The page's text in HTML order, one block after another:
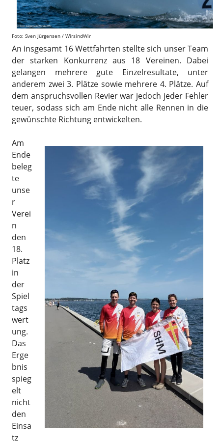
Foto: Sven Jürgensen / WirsindWir
An insgesamt 16 Wettfahrten stellte sich unser Team
der starken Konkurrenz aus 18 Vereinen. Dabei
gelangen mehrere gute Einzelresultate, unter
anderem zwei 3. Plätze sowie mehrere 4. Plätze. Auf
dem anspruchsvollen Revier war jedoch jeder Fehler
teuer, sodass sich am Ende nicht alle Rennen in die
gewünschte Richtung entwickelten.
Am
Ende
beleg
te
unse
r
Verei
n
den
18.
Platz
in
der
Spiel
tags
wert
ung.
Das
Erge
bnis
spieg
elt
nicht
den
Einsa
tz